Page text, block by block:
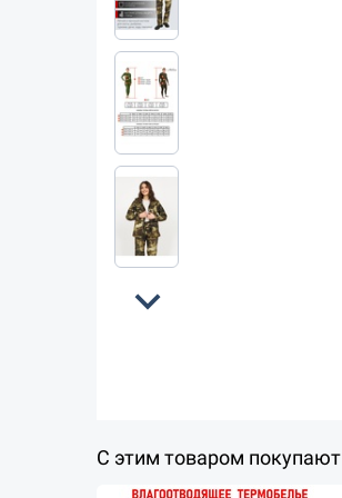
expand_more
С этим товаром покупают